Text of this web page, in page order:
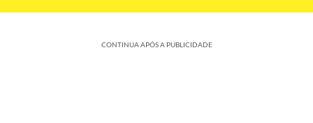
CONTINUA APÓS A PUBLICIDADE